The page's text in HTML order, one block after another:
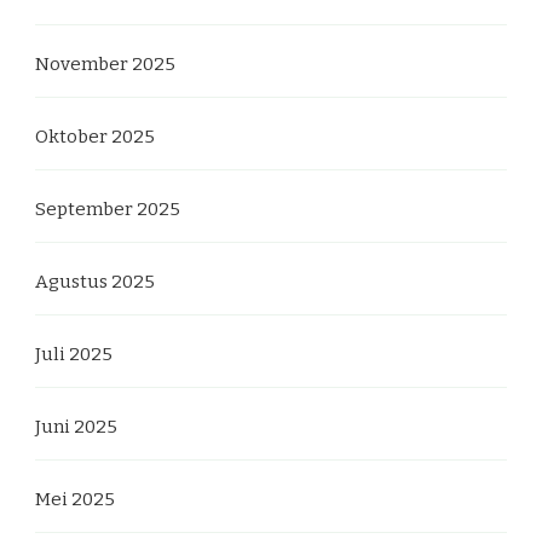
November 2025
Oktober 2025
September 2025
Agustus 2025
Juli 2025
Juni 2025
Mei 2025